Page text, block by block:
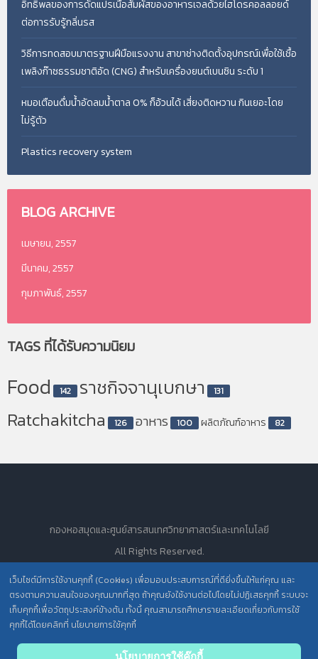
อิทธิพลของการดัดแปรเนื้อสัมผัสของอาหารเจลด้วยไฮโดรคอลลอยด์
ต่อการรับรู้กลิ่นรส
วิธีการทดสอบมาตรฐานฝีมือแรงงาน สาขาช่างติดตั้งอุปกรณ์เพื่อใช้เชื้อ
เพลิงก๊าซธรรมชาติอัด (CNG) สำหรับเครื่องยนต์เบนซิน ระดับ 1
หมอเตือนดื่มน้ำอัดลมน้ำตาล 0% ก็อ้วนได้ เสี่ยงติดหวาน กินเยอะโดย
ไม่รู้ตัว
Plastics recovery system
BLOG ARCHIVE
เมษายน, 2557
มีนาคม, 2557
กุมภาพันธ์, 2557
TAGS ที่ได้รับความนิยม
Food 142 ราชกิจจานุเบกษา 131
Ratchakitcha 126 อาหาร 100 ผลิตภัณฑ์อาหาร 82
เว็บไซต์มีการใช้งานคุกกี้ (Cookies) เพื่อมอบประสบการณ์ที่ดียิ่งขึ้นให้แก่คุณ และ
ตรงตามความสนใจของคุณมากที่สุด ถ้าคุณยังใช้งานต่อไปโดยไม่ปฏิเสธคุกกี้ ระบบจะ
เก็บคุกกี้เพื่อวัตถุประสงค์ข้างต้น ทั้งนี้ คุณสามารถศึกษารายละเอียดเกี่ยวกับการใช้
คุกกี้ได้โดยคลิกที่ นโยบายการใช้คุกกี้
นโยบายการใช้คุ๊กกี้
กองหอสมุดและศูนย์สารสนเทศวิทยาศาสตร์และเทคโนโลยี
All Rights Reserved.
นโยบายการคุ้มครองข้อมูลส่วนบุคคล วศ. /
ประกาศความเป็นส่วนตัว (Privacy Notice) สำหรับการบริการสารสนเทศ